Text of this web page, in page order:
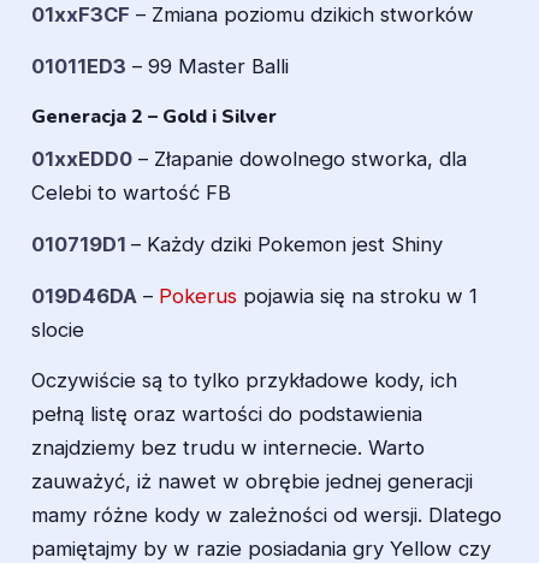
01xxF3CF – Zmiana poziomu dzikich stworków
01011ED3 – 99 Master Balli
Generacja 2 – Gold i Silver
01xxEDD0 – Złapanie dowolnego stworka, dla
Celebi to wartość FB
010719D1 – Każdy dziki Pokemon jest Shiny
019D46DA – Pokerus pojawia się na stroku w 1
slocie
Oczywiście są to tylko przykładowe kody, ich
pełną listę oraz wartości do podstawienia
znajdziemy bez trudu w internecie. Warto
zauważyć, iż nawet w obrębie jednej generacji
mamy różne kody w zależności od wersji. Dlatego
pamiętajmy by w razie posiadania gry Yellow czy